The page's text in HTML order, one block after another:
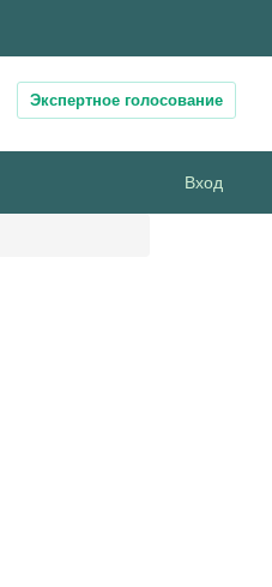
Экспертное голосование
Вход